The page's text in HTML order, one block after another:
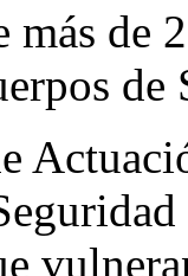
de
de